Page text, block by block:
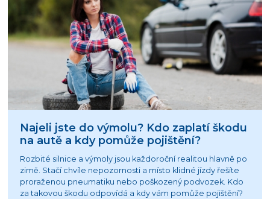
Najeli jste do výmolu? Kdo zaplatí škodu
na autě a kdy pomůže pojištění?
Rozbité silnice a výmoly jsou každoroční realitou hlavně po
zimě. Stačí chvíle nepozornosti a místo klidné jízdy řešíte
proraženou pneumatiku nebo poškozený podvozek. Kdo
za takovou škodu odpovídá a kdy vám pomůže pojištění?